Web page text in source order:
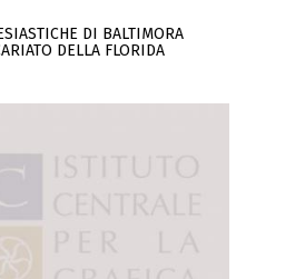
DI BALTIMORA
DELLA FLORIDA